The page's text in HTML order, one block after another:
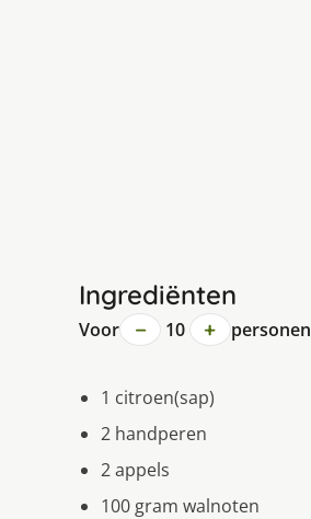
Ingrediënten
Voor − 10 + personen
1 citroen(sap)
2 handperen
2 appels
100 gram walnoten